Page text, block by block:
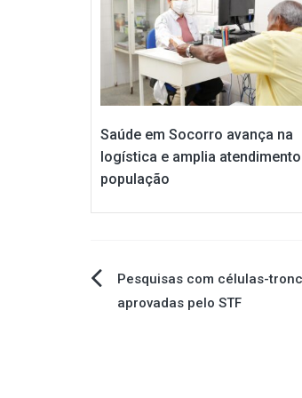
Saúde em Socorro avança na
logística e amplia
população
Navegação
Pesquisas com células-
aprovadas pelo STF